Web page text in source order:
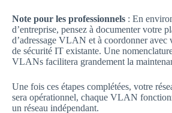
Note pour les professionnels : En
d’entreprise, pensez à documenter votre
d’adressage VLAN et à coordonner avec
de sécurité IT existante. Une
VLANs facilitera grandement la
Une fois ces étapes complétées, votre
sera opérationnel, chaque VLAN
un réseau indépendant.